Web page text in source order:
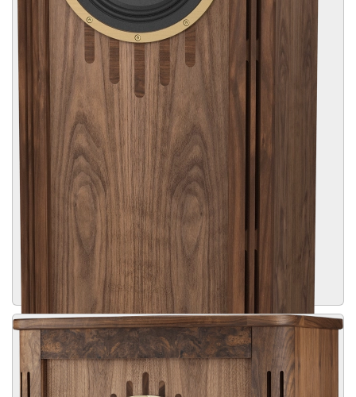
Een nieuwe legende is geboren.
Meer dan alleen een eerbetoon aan de legendarische STIRLING III LZ
die voor het eerst werd uitgebracht in 1967, biedt het een brede
frequentierespons en diepe basuitbreiding voor een natuurlijke
beeldvorming. Jaren van akoestische uitmuntendheid hebben tot dit
moment geleid; Je hoort elke detail, ademhaling en beat met een
nieuw niveau van helderheid en diepte.